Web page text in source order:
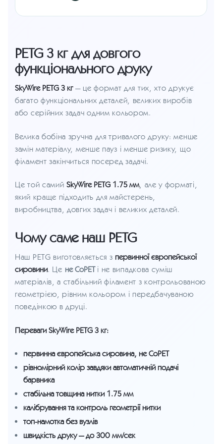
PETG 3 кг для довгого
функціонального друку
SkyWire PETG 3 кг— це формат для тих, хто друкує
багато функціональних деталей, великих виробів
або серійних задач одним кольором.
Велика бобіна зручна для тривалого друку: менше
замін матеріалу, менше пауз і менше ризику, що
філамент закінчиться посеред задачі.
Це той самийSkyWire PETG 1.75 мм, але у форматі,
який краще підходить для майстерень,
виробництва, довгих задач і великих деталей.
Чому саме наш PETG
Наш PETG виготовляється зпервинної європейської
сировини. Це не CoPETі не випадкова суміш
матеріалів, а стабільний філамент з контрольованою
геометрією, рівним кольором і передбачуваною
поведінкою в друці.
Переваги SkyWire PETG 3 кг:
первинна європейська сировина, не CoPET
рівномірний колір завдяки автоматичній подачі
барвника
стабільна товщина нитки 1.75 мм
калібрування та контроль геометрії нитки
топ-намотка без вузлів
швидкість друку — до 300 мм/сек